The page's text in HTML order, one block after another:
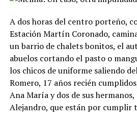
A dos horas del centro porteño,
Estación Martín Coronado,
un barrio de chalets bonitos, el
abuelos cortando el pasto o
los chicos de uniforme saliendo
Romero, 17 años recién
Ana María y dos de sus
Alejandro, que están por cumplir